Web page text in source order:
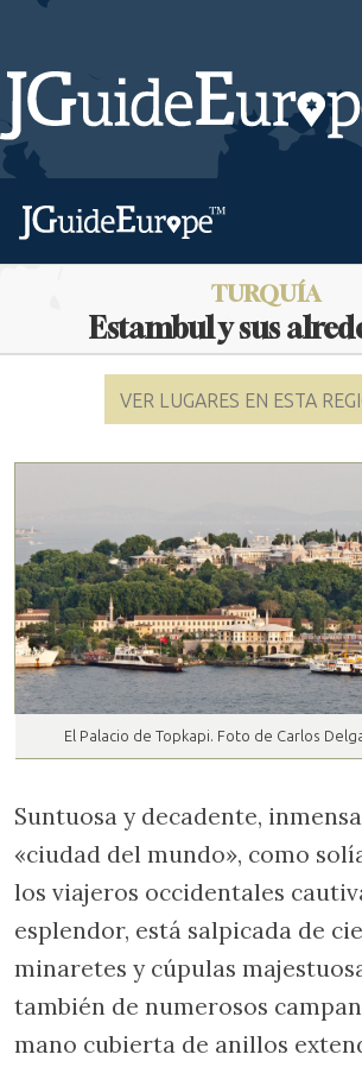
TURQUÍA
Estambul y sus
VER LUGARES EN ESTA
El Palacio de Topkapi. Foto de Carlos
Suntuosa y decadente,
«ciudad del mundo», como
los viajeros occidentales
esplendor, está salpicada de
minaretes y cúpulas
también de numerosos
mano cubierta de anillos